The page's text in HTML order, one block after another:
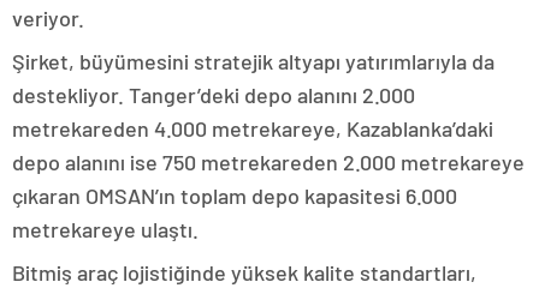
veriyor.
Şirket, büyümesini stratejik altyapı yatırımlarıyla da
destekliyor. Tanger’deki depo alanını 2.000
metrekareden 4.000 metrekareye, Kazablanka’daki
depo alanını ise 750 metrekareden 2.000 metrekareye
çıkaran OMSAN’ın toplam depo kapasitesi 6.000
metrekareye ulaştı.
Bitmiş araç lojistiğinde yüksek kalite standartları,